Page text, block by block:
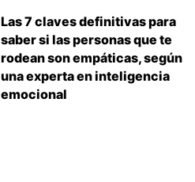
Las 7 claves definitivas para
saber si las personas que te
rodean son empáticas, según
una experta en inteligencia
emocional